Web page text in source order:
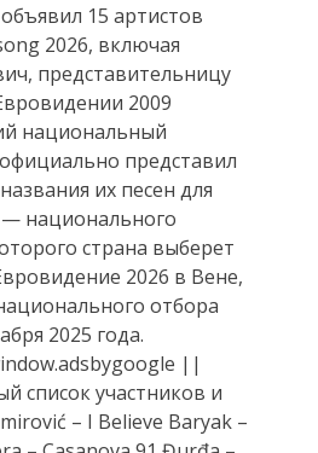
15 артистов
2026, включая
представительницу
2009
национальный
представил
их песен для
национального
страна выберет
2026 в Вене,
отбора
2025 года.
||
список участников и
– I Believe Baryak –